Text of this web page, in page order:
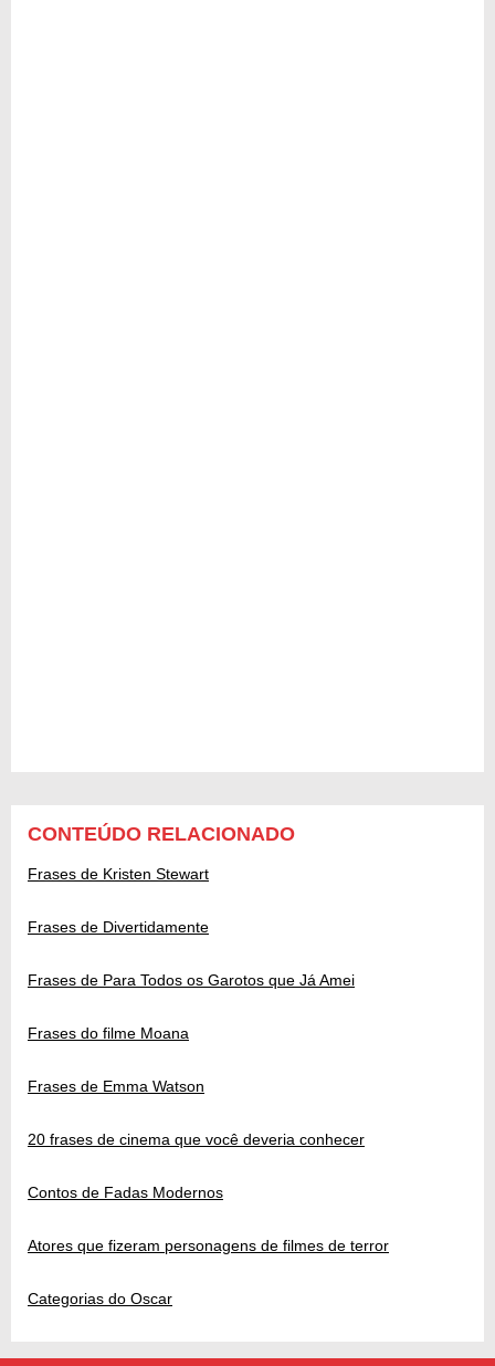
CONTEÚDO RELACIONADO
Frases de Kristen Stewart
Frases de Divertidamente
Frases de Para Todos os Garotos que Já Amei
Frases do filme Moana
Frases de Emma Watson
20 frases de cinema que você deveria conhecer
Contos de Fadas Modernos
Atores que fizeram personagens de filmes de terror
Categorias do Oscar